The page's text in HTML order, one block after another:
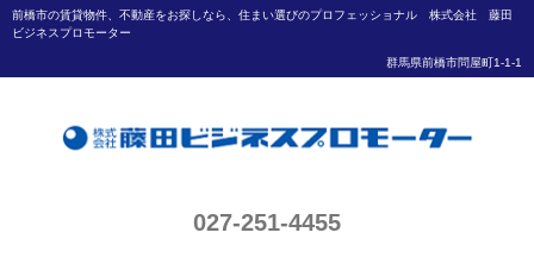
前橋市の賃貸物件、不動産をお探しなら、住まい選びのプロフェッショナル 株式会社 藤田
ビジネスプロモーター
群馬県前橋市問屋町1-1-1
027-251-4455